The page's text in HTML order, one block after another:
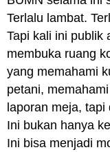
Terlalu lambat.
Tapi kali ini publik
membuka ruang
yang memahami
petani,
laporan meja,
Ini bukan hanya
Ini bisa menjadi